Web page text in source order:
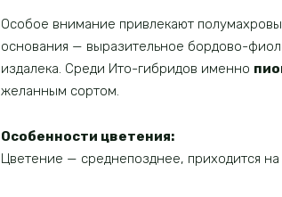
Особое внимание привлекают
основания — выразительное бордово-
издалека. Среди Ито-гибридов именно
желанным сортом.
Особенности цветения:
Цветение — среднепозднее, приходится на